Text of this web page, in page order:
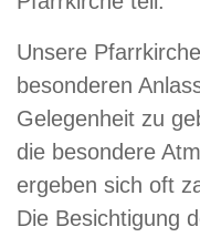
Unsere
besonderen
Gelegenheit zu
die besondere
ergeben sich oft
Die Besichtigung